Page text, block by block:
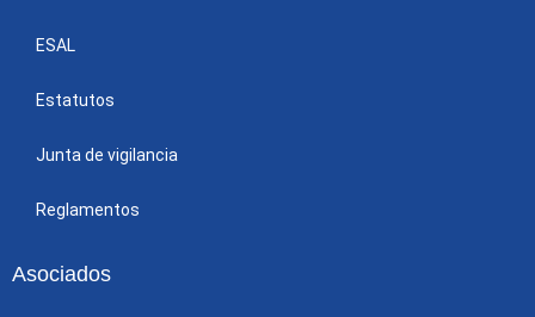
ESAL
Estatutos
Junta de vigilancia
Reglamentos
Asociados